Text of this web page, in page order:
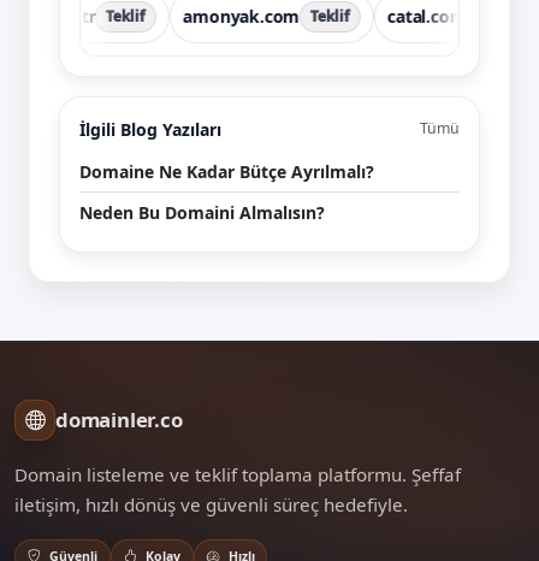
Teklif amonyak.com Teklif catal.com.tr
İlgili Blog Yazıları Tümü
Domaine Ne Kadar Bütçe Ayrılmalı?
Neden Bu Domaini Almalısın?
domainler.co
Domain listeleme ve teklif toplama platformu. Şeffaf
iletişim, hızlı dönüş ve güvenli süreç hedefiyle.
Güvenli Kolay Hızlı